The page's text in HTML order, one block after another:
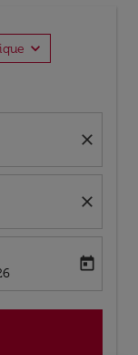
expand_more
close
close
return-date-aria-label
today